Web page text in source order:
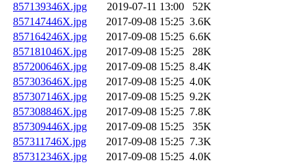
857139346X.jpg
2019-07-11 13:00
52K
857147446X.jpg
2017-09-08 15:25 3.6K
857164246X.jpg
2017-09-08 15:25 6.6K
857181046X.jpg
2017-09-08 15:25
28K
857200646X.jpg
2017-09-08 15:25 8.4K
857303646X.jpg
2017-09-08 15:25 4.0K
857307146X.jpg
2017-09-08 15:25 9.2K
857308846X.jpg
2017-09-08 15:25 7.8K
857309446X.jpg
2017-09-08 15:25
35K
857311746X.jpg
2017-09-08 15:25 7.3K
857312346X.jpg
2017-09-08 15:25 4.0K